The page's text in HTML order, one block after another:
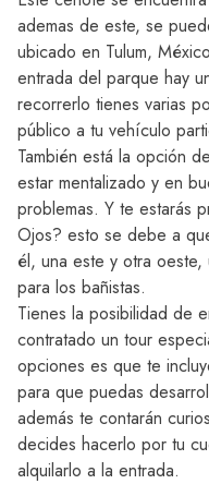
ademas de este, se
ubicado en Tulum,
entrada del parque hay
recorrerlo tienes varias
público a tu vehículo
También está la opción
estar mentalizado y en
problemas. Y te estarás
Ojos? esto se debe a
él, una este y otra
para los bañistas.
Tienes la posibilidad de
contratado un tour
opciones es que te
para que puedas
además te contarán
decides hacerlo por tu
alquilarlo a la entrada.